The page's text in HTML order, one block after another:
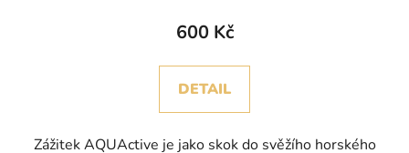
600 Kč
DETAIL
Zážitek AQUActive je jako skok do svěžího horského